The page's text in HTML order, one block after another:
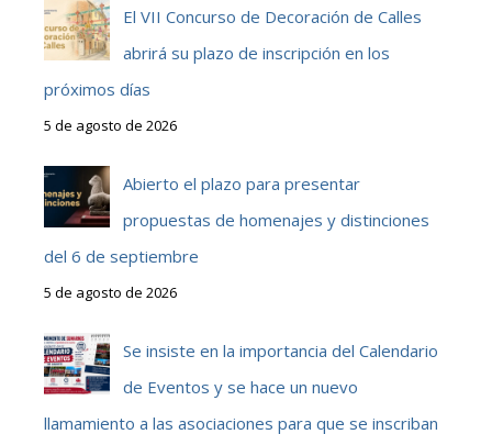
El VII Concurso de Decoración de Calles
abrirá su plazo de inscripción en los
próximos días
5 de agosto de 2026
Abierto el plazo para presentar
propuestas de homenajes y distinciones
del 6 de septiembre
5 de agosto de 2026
Se insiste en la importancia del Calendario
de Eventos y se hace un nuevo
llamamiento a las asociaciones para que se inscriban